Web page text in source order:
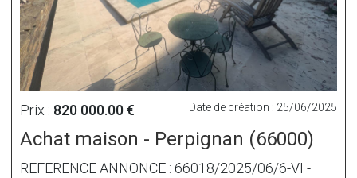
Prix : 820 000.00 € Date de création : 25/06/2025
Achat maison - Perpignan (66000)
REFERENCE ANNONCE : 66018/2025/06/6-VI -